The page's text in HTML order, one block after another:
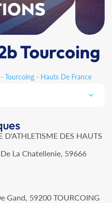
Tourcoing
Tourcoing - Hauts De France
D'ATHLETISME DES HAUTS
La Chatellenie, 59666
Gand, 59200 TOURCOING